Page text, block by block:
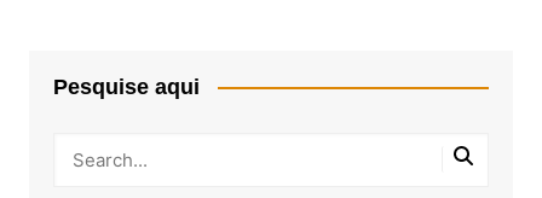
Pesquise aqui